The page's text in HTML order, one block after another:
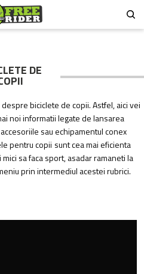
DE
biciclete de copii. Astfel, aici vei
noi informatii legate de lansarea
sau echipamentul conex
pentru copii sunt cea mai eficienta
sa faca sport, asadar ramaneti la
prin intermediul acestei rubrici.